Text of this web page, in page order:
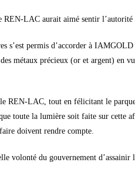
REN-LAC aurait aimé sentir
s’est permis d’accorder à
métaux précieux (or et argent) en
REN-LAC, tout en félicitant le
toute la lumière soit faite sur cette
doivent rendre compte.
volonté du gouvernement d’assainir